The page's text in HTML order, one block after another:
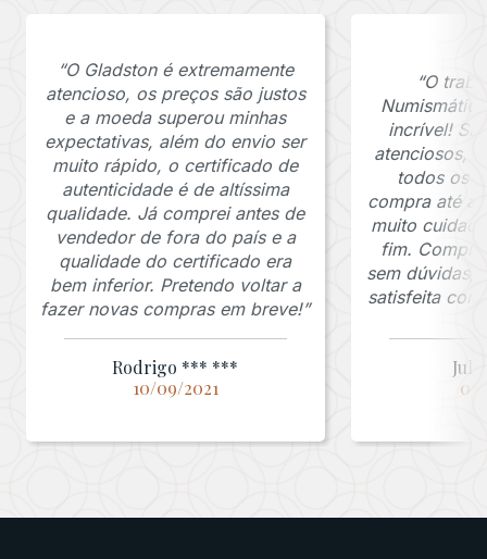
“O Gladston é extremamente
atencioso, os preços são justos
e a moeda superou minhas
expectativas, além do envio ser
muito rápido, o certificado de
autenticidade é de altíssima
qualidade. Já comprei antes de
vendedor de fora do país e a
qualidade do certificado era
bem inferior. Pretendo voltar a
fazer novas compras em breve!”
Rodrigo *** ***
10/09/2021
“O
incrível!
atenciosos,
todos os
compra até a
muito
fim.
sem dúvidas,
satisfeita com
03/